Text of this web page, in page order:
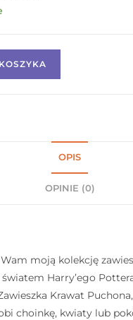
OPIS
OPINIE (0)
moją kolekcję
Harry’ego
Krawat
choinkę, kwiaty lub